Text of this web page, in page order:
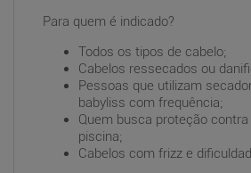
Para quem é indicado?
Todos os tipos de cabelo;
Cabelos ressecados ou
Pessoas que utilizam
babyliss com frequência;
Quem busca proteção contra
piscina;
Cabelos com frizz e